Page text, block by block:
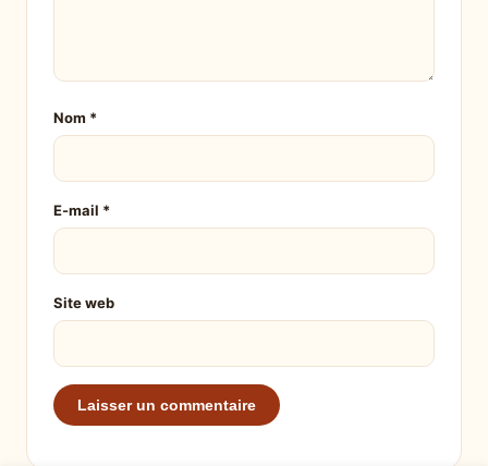
Nom *
E-mail *
Site web